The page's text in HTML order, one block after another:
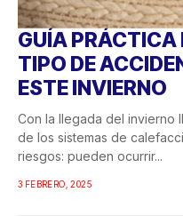
GUÍA PRÁCTICA
TIPO DE
ESTE INVIERNO
Con la llegada del invierno
de los sistemas de
riesgos: pueden ocurrir...
3 FEBRERO, 2025